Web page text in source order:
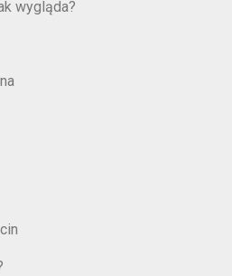
wygląda?